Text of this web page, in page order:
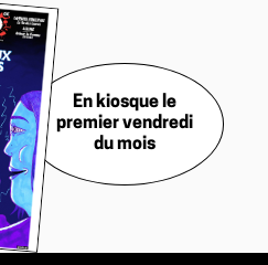
En kiosque le
premier vendredi
du mois